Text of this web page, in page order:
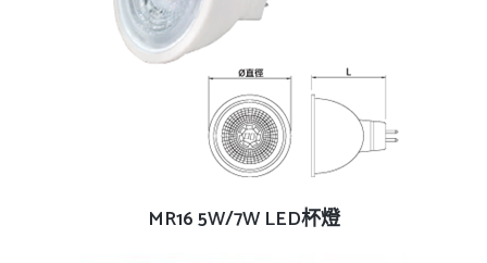
查看內容
MR16 5W/7W LED杯燈